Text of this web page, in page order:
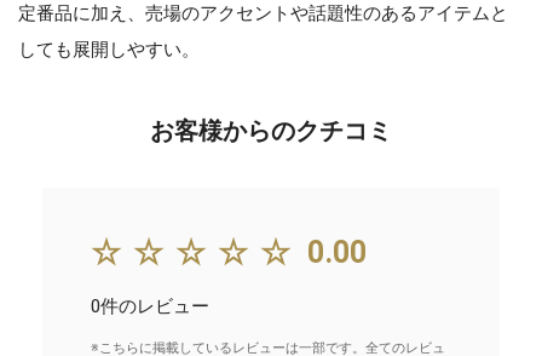
定番品に加え、売場のアクセントや話題性のあるアイテムと
しても展開しやすい。
お客様からのクチコミ
☆☆☆☆☆ 0.00
0件のレビュー
※こちらに掲載しているレビューは一部です。全てのレビュ